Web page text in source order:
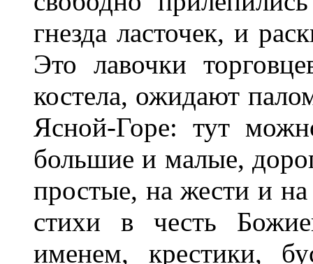
гнезда ласточек, и
Это лавочки
костела, ожидают
Ясной-Горе: тут
большие и малые,
простые, на жести и
стихи в честь
именем, крестики,